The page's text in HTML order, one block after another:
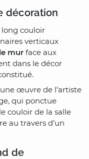
décoration
couloir
verticaux
mur face aux
dans le décor
œuvre de l’artiste
qui ponctue
couloir de la salle
au travers d’un
de